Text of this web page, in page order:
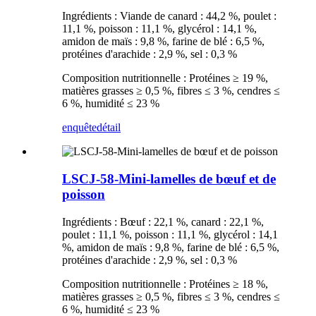
Ingrédients : Viande de canard : 44,2 %, poulet :
11,1 %, poisson : 11,1 %, glycérol : 14,1 %,
amidon de maïs : 9,8 %, farine de blé : 6,5 %,
protéines d'arachide : 2,9 %, sel : 0,3 %
Composition nutritionnelle : Protéines ≥ 19 %,
matières grasses ≥ 0,5 %, fibres ≤ 3 %, cendres ≤
6 %, humidité ≤ 23 %
enquêtedétail
LSCJ-58-Mini-lamelles de bœuf et de
poisson
Ingrédients : Bœuf : 22,1 %, canard : 22,1 %,
poulet : 11,1 %, poisson : 11,1 %, glycérol : 14,1
%, amidon de maïs : 9,8 %, farine de blé : 6,5 %,
protéines d'arachide : 2,9 %, sel : 0,3 %
Composition nutritionnelle : Protéines ≥ 18 %,
matières grasses ≥ 0,5 %, fibres ≤ 3 %, cendres ≤
6 %, humidité ≤ 23 %